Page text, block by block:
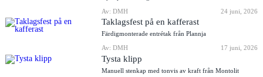
Av: DMH
24 juni, 2026
Taklagsfest på en kafferast
Färdigmonterade entrétak från Plannja
Av: DMH
17 juni, 2026
Tysta klipp
Manuell stenkap med tonvis av kraft från Montolit